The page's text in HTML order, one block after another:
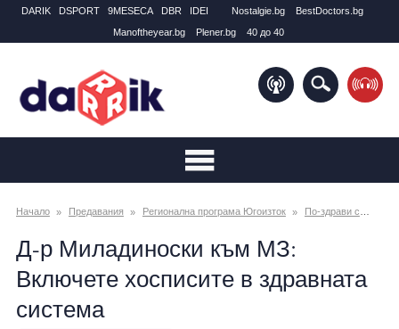
DARIK DSPORT 9MESECA DBR IDEI Nostalgie.bg
BestDoctors.bg
Manоftheyear.bg
Plener.bg 40 до 40
Д-р Миладиноски към МЗ:
Включете хосписите в здравната
система
Начало Предавания Регионална програма Югоизток По-здрави с Дарик Югоизток